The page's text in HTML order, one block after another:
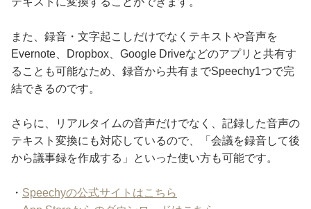
また、録音・文字起こしだけでなくテキストや音声を
Evernote、Dropbox、Google Driveなどのアプリと共有す
ることも可能なため、録音から共有までSpeechy1つで完
結できるのです。
さらに、リアルタイムの音声だけでなく、記録した音声の
テキスト変換にも対応しているので、「会議を録音して後
から議事録を作成する」といった使い方も可能です。
・ Speechyの公式サイトはこちら